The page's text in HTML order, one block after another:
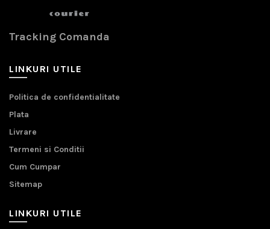
Tracking Comanda
LINKURI UTILE
Politica de confidentialitate
Plata
Livrare
Termeni si Conditii
Cum Cumpar
Sitemap
LINKURI UTILE